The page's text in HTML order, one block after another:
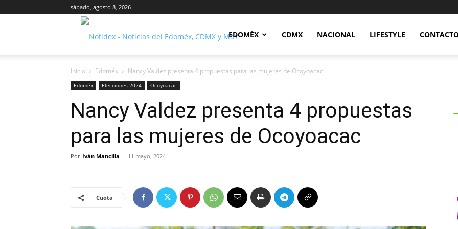
sábado, agosto 8, 2026
Notidex
EDOMÉX CDMX NACIONAL LIFESTYLE
Inicio Edoméx Nancy Valdez presenta 4 propuestas para las mujeres de Ocoyoacac
Edoméx Elecciones 2024 Ocoyoacac
Nancy Valdez presenta 4 propuestas
para las mujeres de Ocoyoacac
Por Iván Mancilla - 11 mayo, 2024
Cuota